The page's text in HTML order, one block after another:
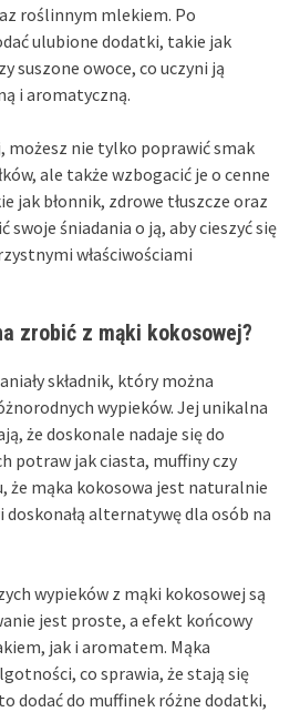
roślinnym mlekiem. Po
ulubione dodatki, takie jak
suszone owoce, co uczyni ją
i aromatyczną.
możesz nie tylko poprawić smak
ale także wzbogacić je o cenne
jak błonnik, zdrowe tłuszcze oraz
swoje śniadania o ją, aby cieszyć się
właściwościami
zrobić z mąki kokosowej?
składnik, który można
wypieków. Jej unikalna
że doskonale nadaje się do
potraw jak ciasta, muffiny czy
że mąka kokosowa jest naturalnie
alternatywę dla osób na
wypieków z mąki kokosowej są
jest proste, a efekt końcowy
jak i aromatem. Mąka
co sprawia, że stają się
dodać do muffinek różne dodatki,